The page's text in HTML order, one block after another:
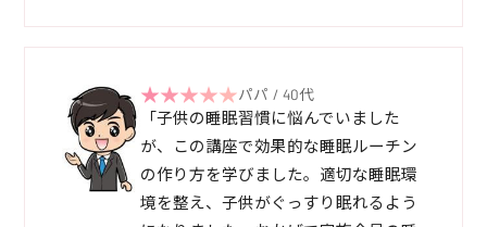
パパ / 40代
「子供の睡眠習慣に悩んでいました
が、この講座で効果的な睡眠ルーチン
の作り方を学びました。適切な睡眠環
境を整え、子供がぐっすり眠れるよう